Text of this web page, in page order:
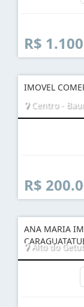
R$
IMOVEL
Centro -
R$
ANA MARIA
Alto do